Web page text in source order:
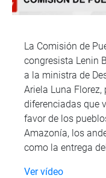
La Comisión de
congresista Lenin
a la ministra de
Ariela Luna
diferenciadas que
favor de los
Amazonía, los
como la entrega
Ver vídeo